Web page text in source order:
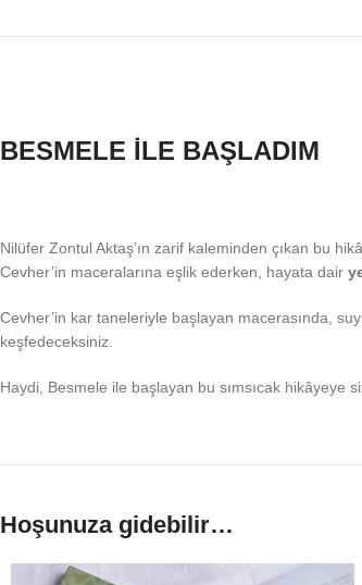
BESMELE İLE BAŞLADIM
Nilüfer Zontul Aktaş’ın zarif kaleminden çıkan bu
Cevher’in maceralarına eşlik ederken, hayata dair
Cevher’in kar taneleriyle başlayan macerasında,
keşfedeceksiniz.
Haydi, Besmele ile başlayan bu sımsıcak hikâyeye
Hoşunuza gidebilir…